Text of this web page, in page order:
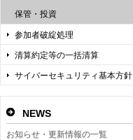
保管・投資
参加者破綻処理
清算約定等の一括清算
サイバーセキュリティ基本方針
NEWS
お知らせ・更新情報の一覧